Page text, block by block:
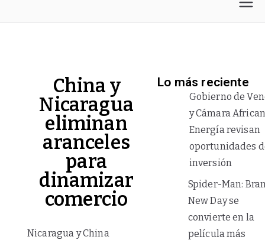
China y
Nicaragua
eliminan
aranceles
para
dinamizar
comercio
Nicaragua y China
Lo más reciente
Gobierno de
y Cámara
Energía revisan
oportunidades
inversión
Spider-Man:
New Day se
convierte en la
película más